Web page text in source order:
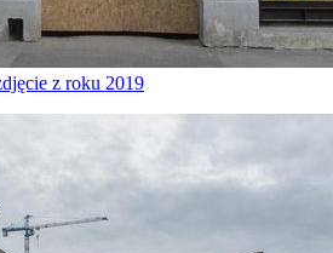
z roku 2019